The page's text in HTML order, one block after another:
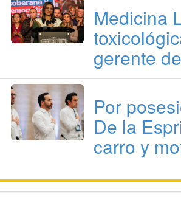
Medicina
gerente
Por
De la
carro y